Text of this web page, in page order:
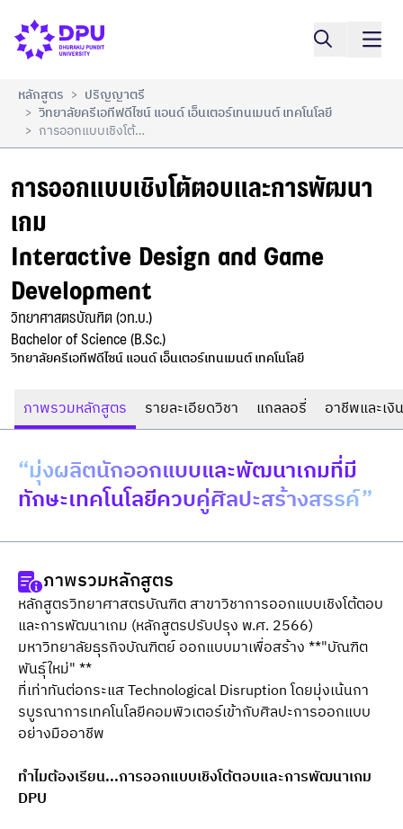
การออกแบบเชิงโต้ตอบและการพัฒนาเกม
Interactive Design and Game Development
เปรียบเทียบ
หลักสูตร > ปริญญาตรี
> วิทยาลัยครีเอทีฟดีไซน์ แอนด์ เอ็นเตอร์เทนเมนต์ เทคโนโลยี
> การออกแบบเชิงโต้ตอบและการพัฒนาเกม Interactive Design And Game Development
การออกแบบเชิงโต้ตอบและการพัฒนา
เกม
Interactive Design and Game
Development
วิทยาศาสตรบัณฑิต (วท.บ.)
Bachelor of Science (B.Sc.)
วิทยาลัยครีเอทีฟดีไซน์ แอนด์ เอ็นเตอร์เทนเมนต์ เทคโนโลยี
ภาพรวมหลักสูตร รายละเอียดวิชา แกลลอรี่ อาชีพและเงิ
“มุ่งผลิตนักออกแบบและพัฒนาเกมที่มี
ทักษะเทคโนโลยีควบคู่ศิลปะสร้างสรรค์”
ภาพรวมหลักสูตร
หลักสูตรวิทยาศาสตรบัณฑิต สาขาวิชาการออกแบบเชิงโต้ตอบ
และการพัฒนาเกม (หลักสูตรปรับปรุง พ.ศ. 2566)
มหาวิทยาลัยธุรกิจบัณฑิตย์ ออกแบบมาเพื่อสร้าง **"บัณฑิต
พันธุ์ใหม่" **
ที่เท่าทันต่อกระแส Technological Disruption โดยมุ่งเน้นกา
รบูรณาการเทคโนโลยีคอมพิวเตอร์เข้ากับศิลปะการออกแบบ
อย่างมืออาชีพ
ทำไมต้องเรียน...การออกแบบเชิงโต้ตอบและการพัฒนาเกม
DPU